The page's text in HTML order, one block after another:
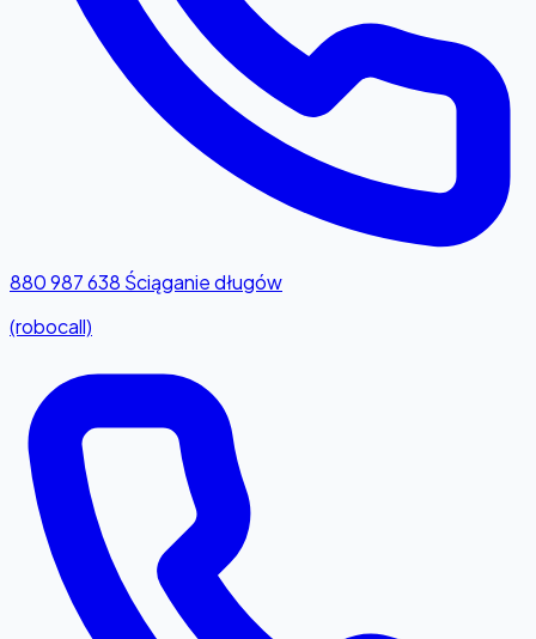
880 987 638 Ściąganie długów
(robocall)